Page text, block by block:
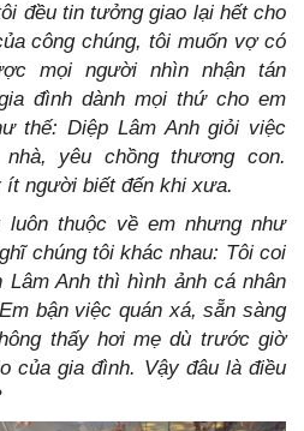
đều tin tưởng giao lại hết cho
công chúng, tôi muốn vợ có
mọi người nhìn nhận tán
đình dành mọi thứ cho em
thế: Diệp Lâm Anh giỏi việc
yêu chồng thương con.
ít người biết đến khi xưa.
luôn thuộc về em nhưng như
chúng tôi khác nhau: Tôi coi
Anh thì hình ảnh cá nhân
bận việc quán xá, sẵn sàng
thấy hơi mẹ dù trước giờ
của gia đình. Vậy đâu là điều